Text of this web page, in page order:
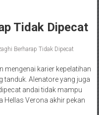
Tidak Dipecat
Berharap Tidak Dipecat
mengenai karier kepelatihan
tanduk. Alenatore yang juga
andai tidak mampu
Hellas Verona akhir pekan